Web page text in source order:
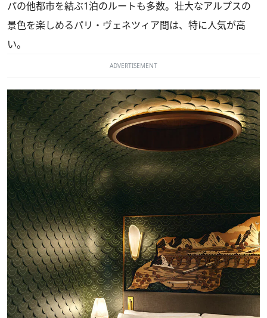
パの他都市を結ぶ1泊のルートも多数。壮大なアルプスの
景色を楽しめるパリ・ヴェネツィア間は、特に人気が高
い。
ADVERTISEMENT